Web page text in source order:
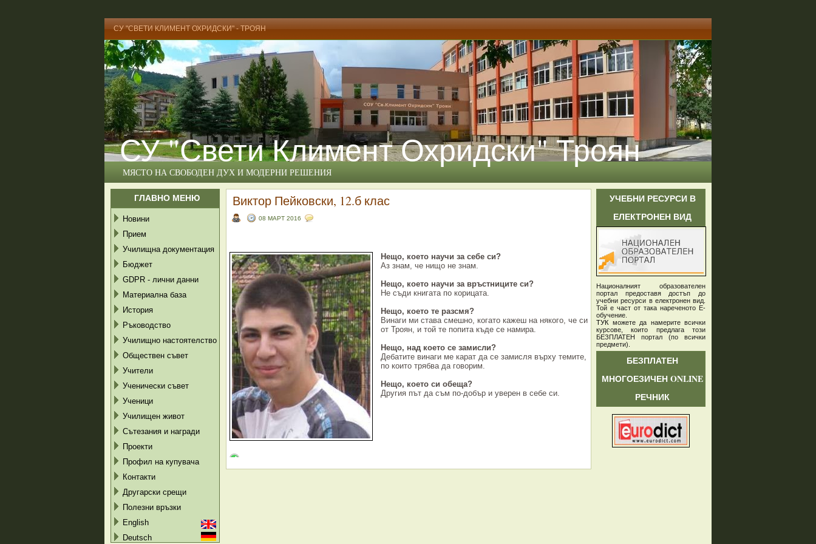
СУ "СВЕТИ КЛИМЕНТ ОХРИДСКИ" - ТРОЯН
СУ "Свети Климент Охридски" Троян
МЯСТО НА СВОБОДЕН ДУХ И МОДЕРНИ РЕШЕНИЯ
ГЛАВНО МЕНЮ
Новини
Прием
Училищна документация
Бюджет
GDPR - лични данни
Материална база
История
Ръководство
Училищно настоятелство
Обществен съвет
Учители
Ученически съвет
Ученици
Училищен живот
Сътезания и награди
Проекти
Профил на купувача
Контакти
Другарски срещи
Полезни връзки
English
Deutsch
Виктор Пейковски, 12.б клас
08 МАРТ 2016
Нещо, което научи за себе си?
Аз знам, че нищо не знам.
Нещо, което научи за връстниците си?
Не съди книгата по корицата.
Нещо, което те разсмя?
Винаги ми става смешно, когато кажеш на някого, че си
от Троян, и той те попита къде се намира.
Нещо, над което се замисли?
Дебатите винаги ме карат да се замисля върху темите,
по които трябва да говорим.
Нещо, което си обеща?
Другия път да съм по-добър и уверен в себе си.
УЧЕБНИ РЕСУРСИ В
ЕЛЕКТРОНЕН ВИД
Националният образователен
портал предоставя достъп до
учебни ресурси в електронен вид.
Той е част от така нареченото Е-
обучение.
ТУК можете да намерите всички
курсове, които предлага този
БЕЗПЛАТЕН портал (по всички
предмети)
БЕЗПЛАТЕН
МНОГОЕЗИЧЕН ONLINE
РЕЧНИК